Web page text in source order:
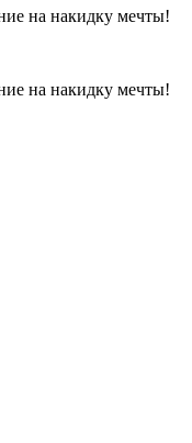
на накидку мечты!
на накидку мечты!